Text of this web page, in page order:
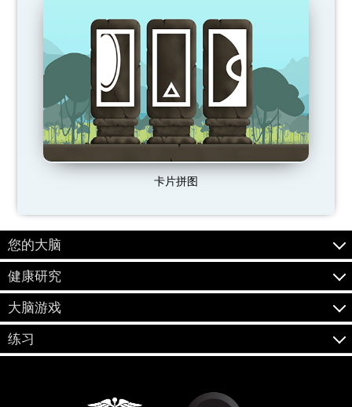
卡片拼图
您的大脑
健康研究
大脑游戏
练习